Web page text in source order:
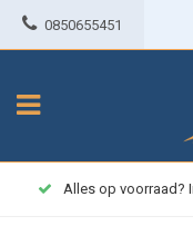
0850655451
Alles op voorraad?